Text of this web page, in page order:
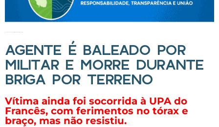
AGENTE É BALEADO POR
MILITAR E MORRE DURANTE
BRIGA POR TERRENO
Vítima ainda foi socorrida à UPA do
Francês, com ferimentos no tórax e
braço, mas não resistiu.